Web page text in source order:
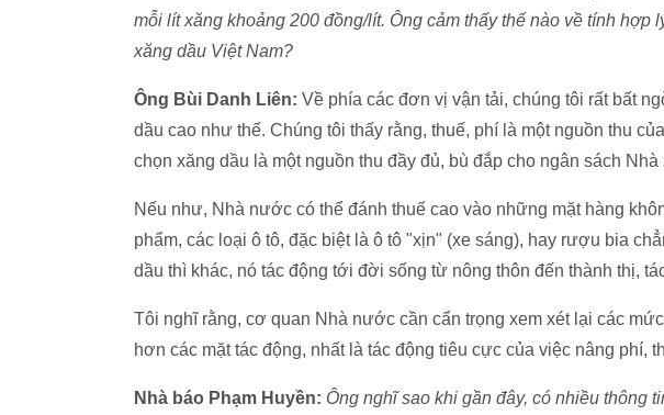
mỗi lít xăng khoảng 200 đồng/lít. Ông cảm thấy thế nào về tính hợp
xăng dầu Việt Nam?
Ông Bùi Danh Liên: Về phía các đơn vị vận tải, chúng tôi rất bất
dầu cao như thế. Chúng tôi thấy rằng, thuế, phí là một nguồn thu
chọn xăng dầu là một nguồn thu đầy đủ, bù đắp cho ngân sách
Nếu như, Nhà nước có thể đánh thuế cao vào những mặt hàng
phẩm, các loại ô tô, đặc biệt là ô tô "xịn" (xe sáng), hay rượu bia
dầu thì khác, nó tác động tới đời sống từ nông thôn đến thành thị,
Tôi nghĩ rằng, cơ quan Nhà nước cần cẩn trọng xem xét lại các
hơn các mặt tác động, nhất là tác động tiêu cực của việc nâng phí,
Nhà báo Phạm Huyền: Ông nghĩ sao khi gần đây, có nhiều thông